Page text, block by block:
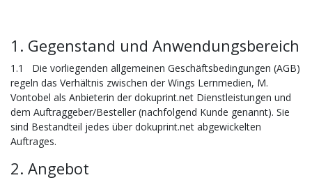
1. Gegenstand und Anwendungsbereich
1.1 Die vorliegenden allgemeinen Geschäftsbedingungen (AGB)
regeln das Verhältnis zwischen der Wings Lernmedien, M.
Vontobel als Anbieterin der dokuprint.net Dienstleistungen und
dem Auftraggeber/Besteller (nachfolgend Kunde genannt). Sie
sind Bestandteil jedes über dokuprint.net abgewickelten
Auftrages.
2. Angebot